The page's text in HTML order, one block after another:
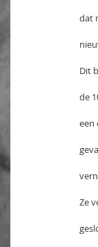
dat
Dit
de
een
Ze